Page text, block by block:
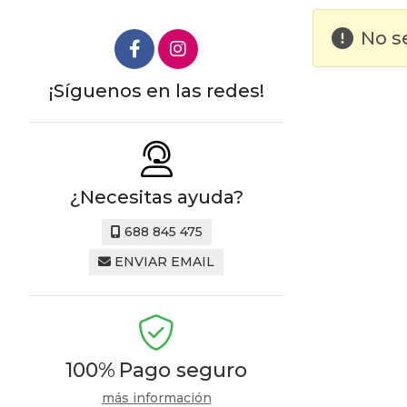
No
¡Síguenos en las redes!
¿Necesitas ayuda?
688 845 475
ENVIAR EMAIL
100% Pago seguro
más información